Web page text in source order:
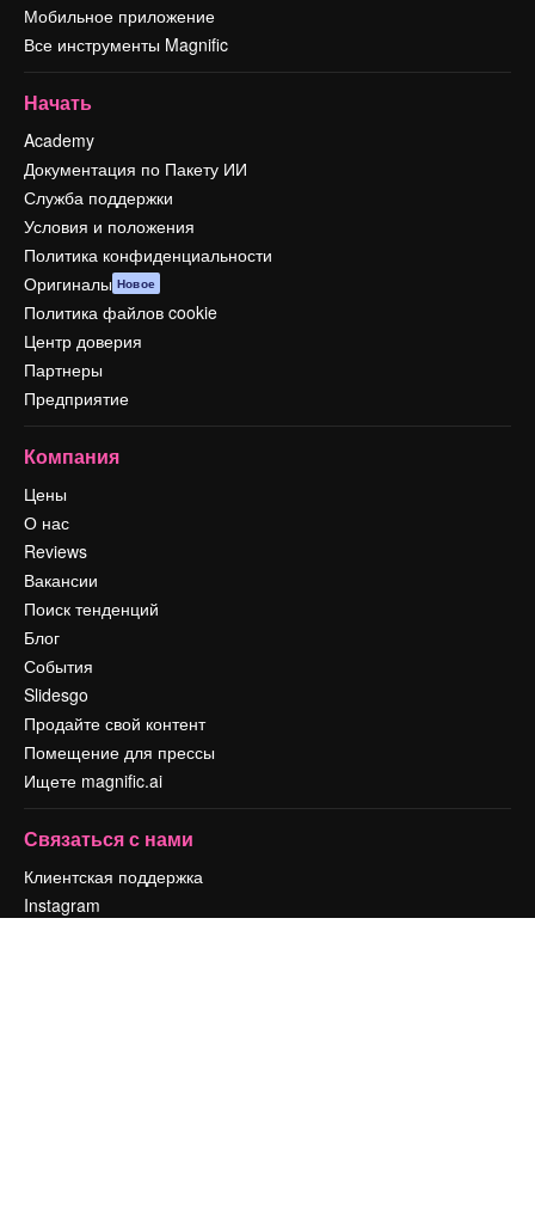
Мобильное приложение
Все инструменты Magnific
Начать
Academy
Документация по Пакету ИИ
Служба поддержки
Условия и положения
Политика конфиденциальности
Оригиналы Новое
Политика файлов cookie
Центр доверия
Партнеры
Предприятие
Компания
Цены
О нас
Reviews
Вакансии
Поиск тенденций
Блог
События
Slidesgo
Продайте свой контент
Помещение для прессы
Ищете magnific.ai
Связаться с нами
Клиентская поддержка
Instagram